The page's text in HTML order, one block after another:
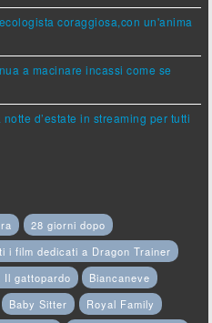
coraggiosa,con un'anima
a macinare incassi come se
d’estate in streaming per tutti
28 giorni dopo
i film dedicati a Dragon Trainer
gattopardo
Biancaneve
Baby Sitter
Royal Family